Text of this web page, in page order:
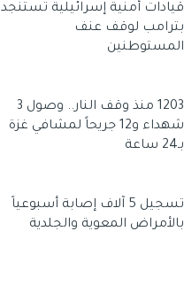
قيادات أمنية إسرائيلية تستنجد
بترامب لوقف عنف
المستوطنين
1203 منذ وقف النار.. وصول 3
شهداء و12 جريحاً لمشافي غزة
بـ24 ساعة
تسجيل 5 آلاف إصابة أسبوعياً
بالأمراض المعوية والجلدية